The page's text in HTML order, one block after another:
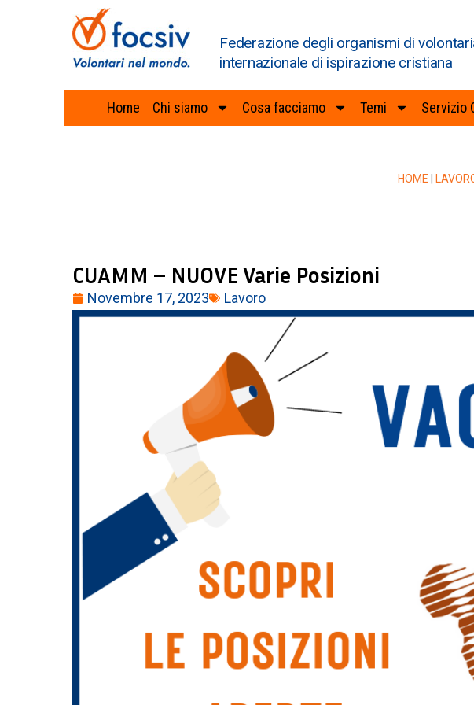
Federazione degli organismi di
internazionale di ispirazione cristiana
Home Chi siamo Cosa facciamo Temi Servizio
HOME
CUAMM – NUOVE Varie Posizioni
Novembre 17, 2023 Lavoro